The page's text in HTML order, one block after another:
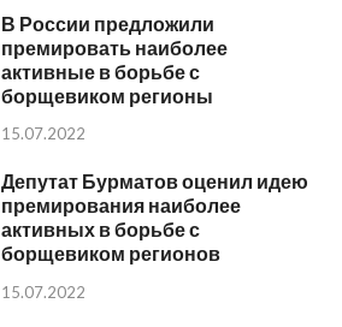
В России предложили
премировать наиболее
активные в борьбе с
борщевиком регионы
15.07.2022
Депутат Бурматов оценил идею
премирования наиболее
активных в борьбе с
борщевиком регионов
15.07.2022